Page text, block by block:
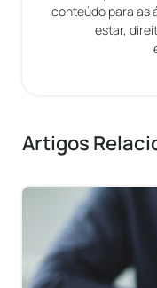
conteúdo para as
estar,
Artigos